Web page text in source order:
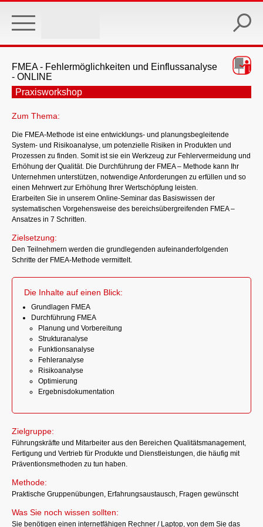
main
FMEA - Fehlermöglichkeiten und Einflussanalyse
- ONLINE
Praxisworkshop
Zum Thema:
Die FMEA-Methode ist eine entwicklungs- und planungsbegleitende
System- und Risikoanalyse, um potenzielle Risiken in Produkten und
Prozessen zu finden. Somit ist sie ein Werkzeug zur Fehlervermeidung und
Erhöhung der Qualität. Die Durchführung der FMEA – Methode kann Ihr
Unternehmen unterstützen, notwendige Anforderungen zu erfüllen und so
einen Mehrwert zur Erhöhung Ihrer Wertschöpfung leisten.
Erarbeiten Sie in unserem Online-Seminar das Basiswissen der
systematischen Vorgehensweise des bereichsübergreifenden FMEA –
Ansatzes in 7 Schritten.
Zielsetzung:
Den Teilnehmern werden die grundlegenden aufeinanderfolgenden
Schritte der FMEA-Methode vermittelt.
Die Inhalte auf einen Blick:
Grundlagen FMEA
Durchführung FMEA
Planung und Vorbereitung
Strukturanalyse
Funktionsanalyse
Fehleranalyse
Risikoanalyse
Optimierung
Ergebnisdokumentation
Zielgruppe:
Führungskräfte und Mitarbeiter aus den Bereichen Qualitätsmanagement,
Fertigung und Vertrieb für Produkte und Dienstleistungen, die häufig mit
Präventionsmethoden zu tun haben.
Methode:
Praktische Gruppenübungen, Erfahrungsaustausch, Fragen gewünscht
Was Sie noch wissen sollten:
Sie benötigen einen internetfähigen Rechner / Laptop, von dem Sie das